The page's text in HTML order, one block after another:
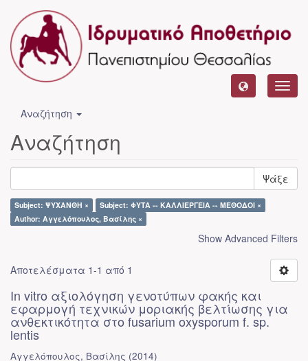
Αναζήτηση
Αναζήτηση
Ψάξε
Subject: ΨΥΧΑΝΘΗ ×
Subject: ΦΥΤΑ -- ΚΑΛΛΙΕΡΓΕΙΑ -- ΜΕΘΟΔΟΙ ×
Author: Αγγελόπουλος, Βασίλης ×
Show Advanced Filters
Αποτελέσματα 1-1 από 1
In vitro αξιολόγηση γενοτύπων φακής και
εφαρμογή τεχνικών μοριακής βελτίωσης για
ανθεκτικότητα στο fusarium oxysporum f. sp.
lentis
Αγγελόπουλος, Βασίλης (2014)